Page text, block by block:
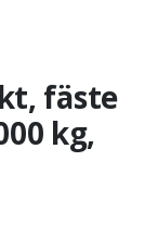
fäste
kg,